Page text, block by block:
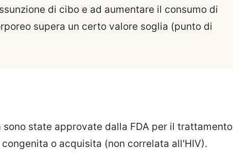
di cibo e ad aumentare il consumo di
supera un certo valore soglia (punto di
state approvate dalla FDA per il trattamento
o acquisita (non correlata all'HIV).